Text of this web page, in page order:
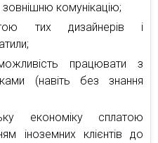
комунікацію;
тих дизайнерів і
працювати з
(навіть без знання
економіку сплатою
іноземних клієнтів до